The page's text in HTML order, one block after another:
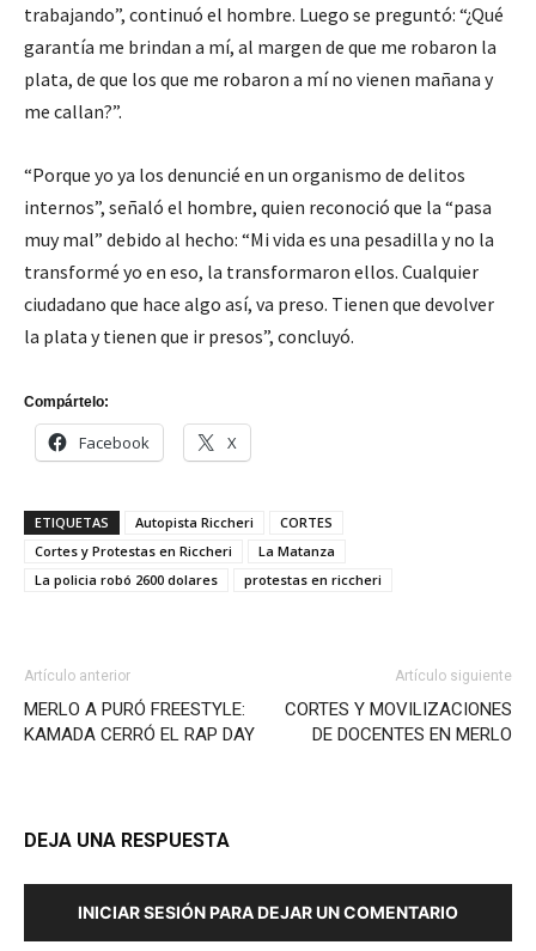
trabajando”, continuó el hombre. Luego se preguntó: “¿Qué
garantía me brindan a mí, al margen de que me robaron la
plata, de que los que me robaron a mí no vienen mañana y
me callan?”.
“Porque yo ya los denuncié en un organismo de delitos
internos”, señaló el hombre, quien reconoció que la “pasa
muy mal” debido al hecho: “Mi vida es una pesadilla y no la
transformé yo en eso, la transformaron ellos. Cualquier
ciudadano que hace algo así, va preso. Tienen que devolver
la plata y tienen que ir presos”, concluyó.
Compártelo:
Facebook X
ETIQUETAS Autopista Riccheri
CORTES
Cortes y Protestas en Riccheri
La Matanza
La policia robó 2600 dolares
protestas en riccheri
Artículo anterior
MERLO A PURÓ FREESTYLE:
KAMADA CERRÓ EL RAP DAY
Artículo siguiente
CORTES Y MOVILIZACIONES
DE DOCENTES EN MERLO
DEJA UNA RESPUESTA
INICIAR SESIÓN PARA DEJAR UN COMENTARIO